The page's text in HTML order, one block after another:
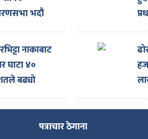
भदौ
हुने
नाकाबाट
घाटा ४०
बढ्यो
पत्राचार ठेगाना